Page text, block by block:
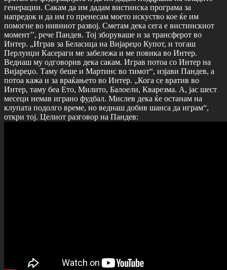
генерации. Сакам да им дадам вистинска програма за
напредок и да им го пренесам моето искуство кое ќе им
помогне во нивниот развој. Сметам дека сега е вистинскиот
момент’’, рече Пандев. Тој зборуваше и за трансферот во
Интер. „Играв за Беласица на Вијареџо Купот, и тогаш
Перлуиџи Касераги ме забележа и ме повика во Интер.
Веднаш му одговорив дека сакам. Играв потоа со Интер на
Вијареџо. Таму беше и Мартинс во тимот“, изјави Пандев, а
потоа кажа и за враќањето во Интер. „Кога се вратив во
Интер, таму беа Ето, Милито, Балоели, Кварезма. А, јас шест
месеци немав играно фудбал. Мислев дека ќе останам на
клупата подолго време, но веднаш добив шанса да играм“,
откри тој. Целиот разговор на Пандев: